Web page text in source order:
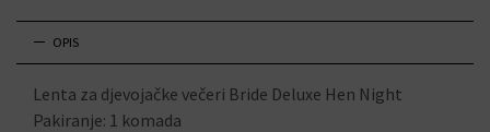
OPIS
Lenta za djevojačke večeri Bride Deluxe Hen Night
Pakiranje: 1 komada